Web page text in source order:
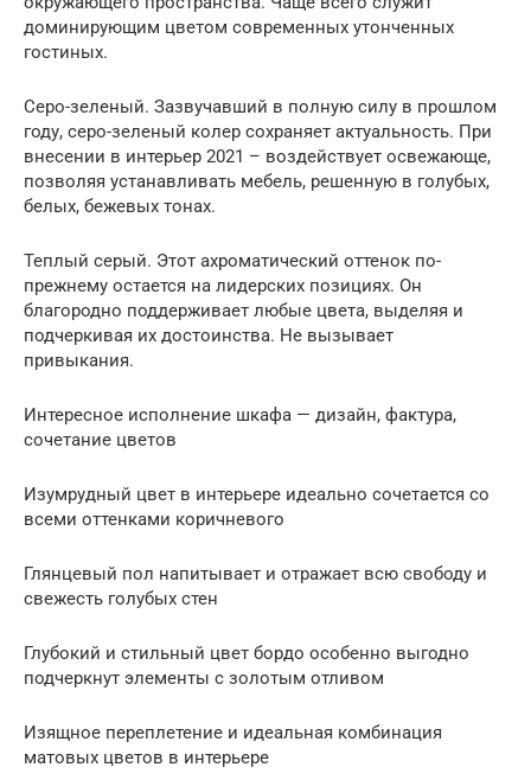
доминирующим цветом современных утонченных
гостиных.
Серо-зеленый. Зазвучавший в полную силу в прошлом
году, серо-зеленый колер сохраняет актуальность. При
внесении в интерьер 2021 – воздействует освежающе,
позволяя устанавливать мебель, решенную в голубых,
белых, бежевых тонах.
Теплый серый. Этот ахроматический оттенок по-
прежнему остается на лидерских позициях. Он
благородно поддерживает любые цвета, выделяя и
подчеркивая их достоинства. Не вызывает
привыкания.
Интересное исполнение шкафа — дизайн, фактура,
сочетание цветов
Изумрудный цвет в интерьере идеально сочетается со
всеми оттенками коричневого
Глянцевый пол напитывает и отражает всю свободу и
свежесть голубых стен
Глубокий и стильный цвет бордо особенно выгодно
подчеркнут элементы с золотым отливом
Изящное переплетение и идеальная комбинация
матовых цветов в интерьере